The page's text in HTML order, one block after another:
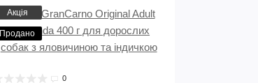
Акція
Продано
0